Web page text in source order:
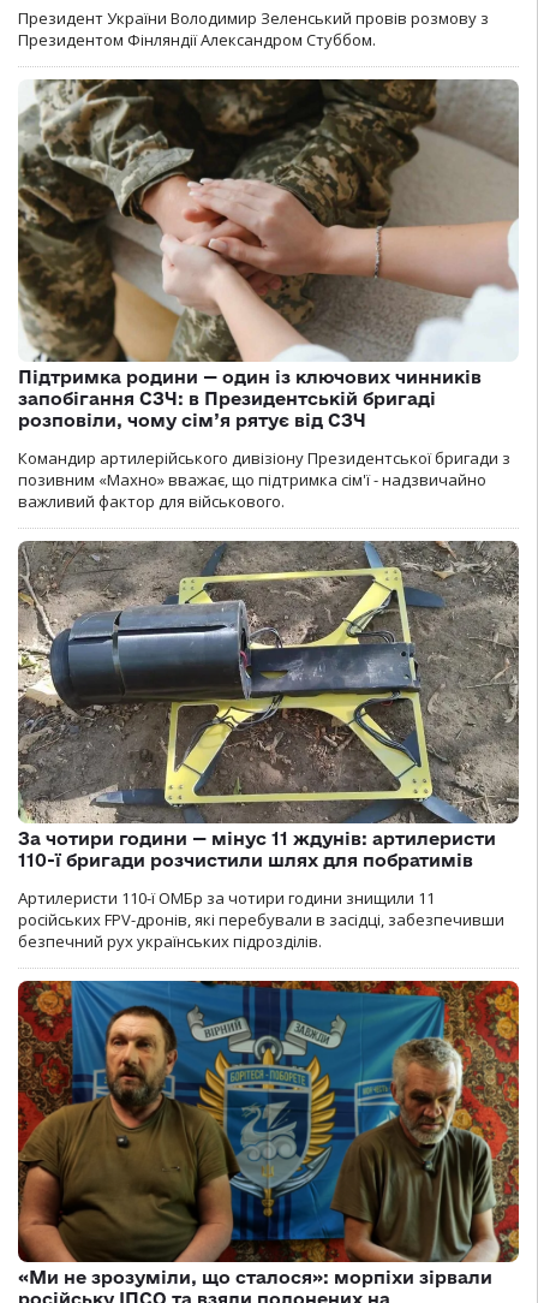
Президент України Володимир Зеленський провів розмову з
Президентом Фінляндії Александром Стуббом.
Підтримка родини — один із ключових чинників
запобігання СЗЧ: в Президентській бригаді
розповіли, чому сім’я рятує від СЗЧ
Командир артилерійського дивізіону Президентської бригади з
позивним «Махно» вважає, що підтримка сім'ї - надзвичайно
важливий фактор для військового.
За чотири години — мінус 11 ждунів: артилеристи
110-ї бригади розчистили шлях для побратимів
Артилеристи 110-ї ОМБр за чотири години знищили 11
російських FPV-дронів, які перебували в засідці, забезпечивши
безпечний рух українських підрозділів.
«Ми не зрозуміли, що сталося»: морпіхи зірвали